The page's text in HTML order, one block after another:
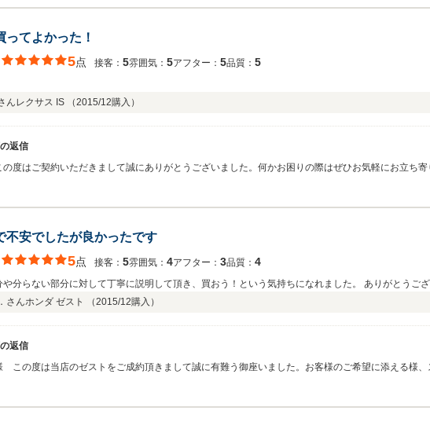
ってよかった！
5点 接客： 5雰囲気： 5アフター： 5品質： 5
んレクサス IS （2015/12購入）
返信
度はご契約いただきまして誠にありがとうございました。何かお困りの際はぜひお気軽にお立ち寄
不安でしたが良かったです
5点 接客： 5雰囲気： 4アフター： 3品質： 4
や分らない部分に対して丁寧に説明して頂き、買おう！という気持ちになれました。 ありがとうござ
さんホンダ ゼスト （2015/12購入）
返信
この度は当店のゼストをご成約頂きまして誠に有難う御座いました。お客様のご希望に添える様、